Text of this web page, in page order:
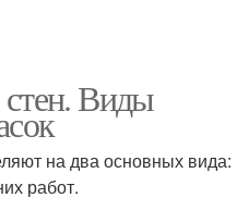
стен. Виды
на два основных вида:
работ.